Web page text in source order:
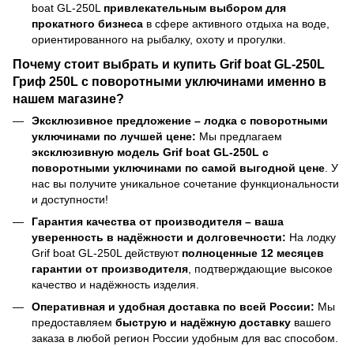
boat GL-250L привлекательным выбором для
прокатного бизнеса в сфере активного отдыха на воде,
ориентированного на рыбалку, охоту и прогулки.
Почему стоит выбрать и купить Grif boat GL-250L
Гриф 250L с поворотными уключинами именно в
нашем магазине?
Эксклюзивное предложение – лодка с поворотными
уключинами по лучшей цене: Мы предлагаем
эксклюзивную модель Grif boat GL-250L с
поворотными уключинами по самой выгодной цене . У
нас вы получите уникальное сочетание функциональности
и доступности!
Гарантия качества от производителя – ваша
уверенность в надёжности и долговечности: На лодку
Grif boat GL-250L действуют полноценные 12 месяцев
гарантии от производителя , подтверждающие высокое
качество и надёжность изделия.
Оперативная и удобная доставка по всей России: Мы
предоставляем быструю и надёжную доставку вашего
заказа в любой регион России удобным для вас способом.